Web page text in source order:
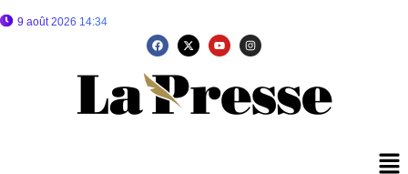
9 août 2026 14:34